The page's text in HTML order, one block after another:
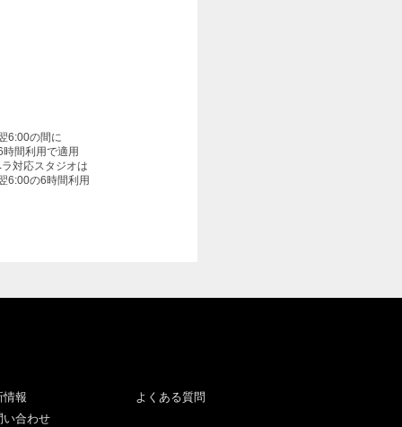
6:00の間に
時間利用で適用
対応スタジオは
6:00の6時間利用
情報
よくある質問
い合わせ